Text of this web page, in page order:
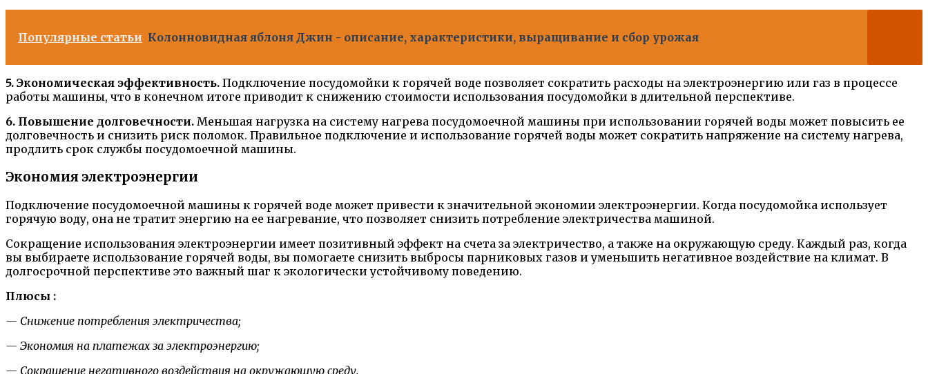
Популярные статьи Колонновидная яблоня Джин - описание, характеристики, выращивание и сбор урожая
5. Экономическая эффективность. Подключение посудомойки к горячей воде позволяет сократить расходы на электроэнергию или газ в процессе
работы машины, что в конечном итоге приводит к снижению стоимости использования посудомойки в длительной перспективе.
6. Повышение долговечности. Меньшая нагрузка на систему нагрева посудомоечной машины при использовании горячей воды может повысить ее
долговечность и снизить риск поломок. Правильное подключение и использование горячей воды может сократить напряжение на систему нагрева,
продлить срок службы посудомоечной машины.
Экономия электроэнергии
Подключение посудомоечной машины к горячей воде может привести к значительной экономии электроэнергии. Когда посудомойка использует
горячую воду, она не тратит энергию на ее нагревание, что позволяет снизить потребление электричества машиной.
Сокращение использования электроэнергии имеет позитивный эффект на счета за электричество, а также на окружающую среду. Каждый раз, когда
вы выбираете использование горячей воды, вы помогаете снизить выбросы парниковых газов и уменьшить негативное воздействие на климат. В
долгосрочной перспективе это важный шаг к экологически устойчивому поведению.
Плюсы :
— Снижение потребления электричества;
— Экономия на платежах за электроэнергию;
— Сокращение негативного воздействия на окружающую среду.